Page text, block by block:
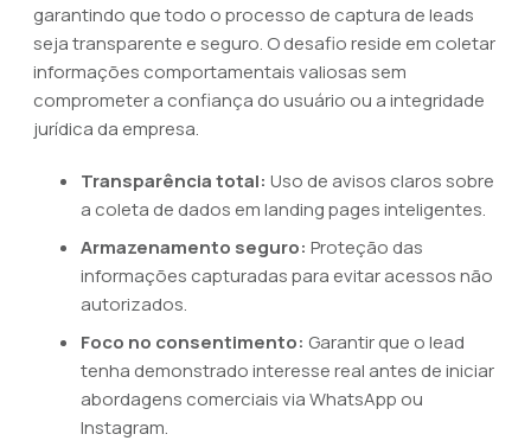
garantindo que todo o processo de captura de leads
seja transparente e seguro. O desafio reside em coletar
informações comportamentais valiosas sem
comprometer a confiança do usuário ou a integridade
jurídica da empresa.
Transparência total: Uso de avisos claros sobre
a coleta de dados em landing pages inteligentes.
Armazenamento seguro: Proteção das
informações capturadas para evitar acessos não
autorizados.
Foco no consentimento: Garantir que o lead
tenha demonstrado interesse real antes de iniciar
abordagens comerciais via WhatsApp ou
Instagram.